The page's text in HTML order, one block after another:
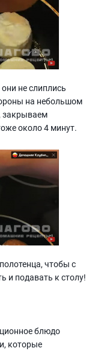
не слиплись
на небольшом
закрываем
около 4 минут.
чтобы с
и подавать к столу!
блюдо
которые